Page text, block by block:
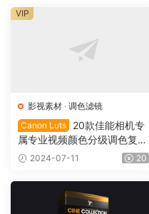
影视素材 · 调色滤镜
Canon Luts
20款佳能相机专
属专业视频颜色分级调色复古
电影婚礼街头风格Lut滤镜 Ca
2024-07-11 20
VIP